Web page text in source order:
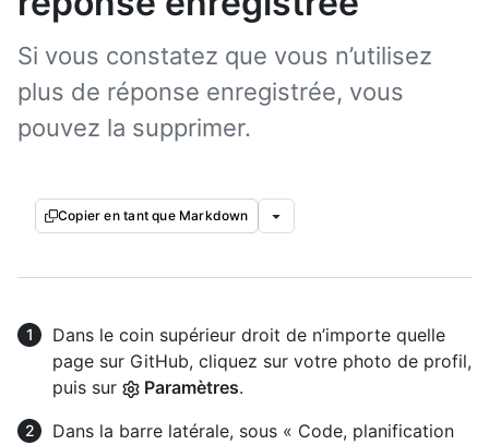
Si vous constatez que vous n’utilisez
plus de réponse enregistrée, vous
pouvez la supprimer.
Copier en tant que Markdown
Dans le coin supérieur droit de n’importe quelle
page sur GitHub, cliquez sur votre photo de profil,
puis sur
Paramètres.
Dans la barre latérale, sous « Code, planification